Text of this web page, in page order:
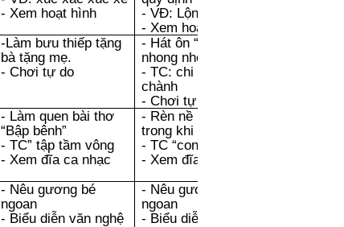
- Xem hoạt hình
- VĐ: Lộn cầu vồng
- Xem hoạt hình
-Làm bưu thiếp tặng
bà tặng mẹ.
- Chơi tự do
- Hát ôn “Nhong
nhong nhong”
- TC: chi chi chành
chành
- Chơi tự do
- Làm quen bài thơ
“Bập bênh”
- TC” tập tầm vông
- Xem đĩa ca nhạc
- Rèn nề nếp vệ sinh
trong khi ăn
- TC “con bọ ngựa”
- Xem đĩa ca nhạc
- Nêu gương bé
ngoan
- Biểu diễn văn nghệ
- Nêu gương bé
ngoan
- Biểu diễn văn nghệ